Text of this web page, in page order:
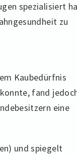
spezialisiert
zu
Kaubedürfnis
fand
eine
und spiegelt